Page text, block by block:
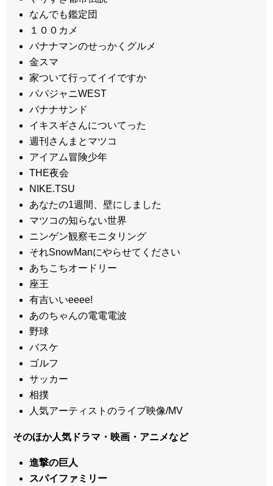
なんでも鑑定団
１００カメ
バナナマンのせっかくグルメ
金スマ
家ついて行ってイイですか
パパジャニWEST
バナナサンド
イキスギさんについてった
週刊さんまとマツコ
アイアム冒険少年
THE夜会
NIKE.TSU
あなたの1週間、壁にしました
マツコの知らない世界
ニンゲン観察モニタリング
それSnowManにやらせてください
あちこちオードリー
座王
有吉いいeeee!
あのちゃんの電電電波
野球
バスケ
ゴルフ
サッカー
相撲
人気アーティストのライブ映像/MV
そのほか人気ドラマ・映画・アニメなど
進撃の巨人
スパイファミリー